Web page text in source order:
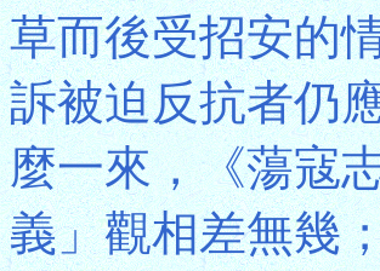
草而後受招安的
訴被迫反抗者仍
麼一來，《蕩寇
義」觀相差無幾